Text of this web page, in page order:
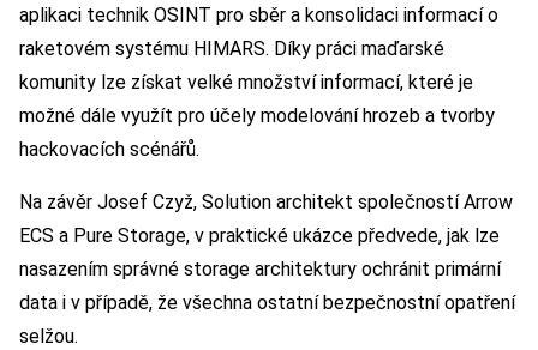
aplikaci technik OSINT pro sběr a konsolidaci informací o
raketovém systému HIMARS. Díky práci maďarské
komunity lze získat velké množství informací, které je
možné dále využít pro účely modelování hrozeb a tvorby
hackovacích scénářů.
Na závěr Josef Czyž, Solution architekt společností Arrow
ECS a Pure Storage, v praktické ukázce předvede, jak lze
nasazením správné storage architektury ochránit primární
data i v případě, že všechna ostatní bezpečnostní opatření
selžou.